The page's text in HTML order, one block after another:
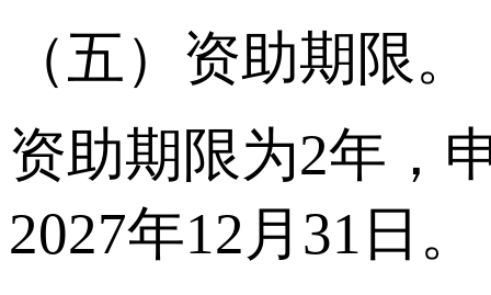
（五）资助期限。
资助期限为2年，
2027年12月31日。